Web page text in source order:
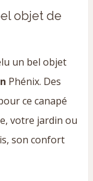
objet de
un bel objet
Phénix. Des
ce canapé
votre jardin ou
son confort